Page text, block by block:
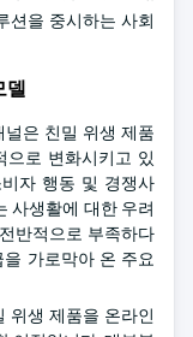
션을 중시하는 사회
델
은 친밀 위생 제품
으로 변화시키고 있
자 행동 및 경쟁사
사생활에 대한 우려
반적으로 부족하다
가로막아 온 주요
위생 제품을 온라인